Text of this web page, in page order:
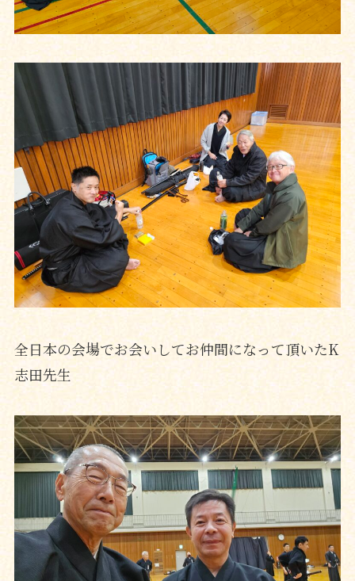
全日本の会場でお会いしてお仲間になって頂いたK
志田先生